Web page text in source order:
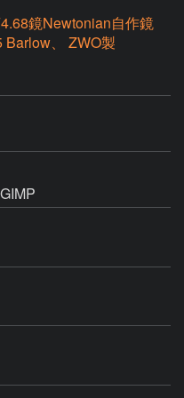
鏡Newtonian自作鏡
Barlow、 ZWO製